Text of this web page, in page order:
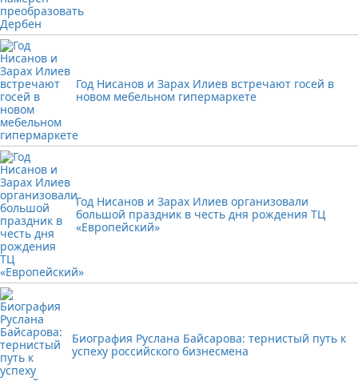
Год Нисанов и Зарах Илиев встречают госей в
новом мебельном гипермаркете
Год Нисанов и Зарах Илиев организовали
большой праздник в честь дня рождения ТЦ
«Европейский»
Биография Руслана Байсарова: тернистый путь к
успеху российского бизнесмена